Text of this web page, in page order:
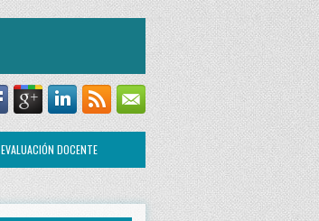
EVALUACIÓN DOCENTE